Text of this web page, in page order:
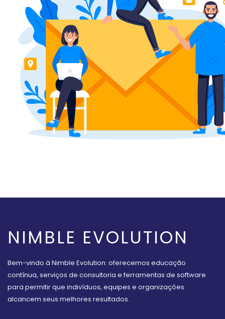
NIMBLE EVOLUTION
Bem-vindo à Nimble Evolution: oferecemos educação
contínua, serviços de consultoria e ferramentas de software
para permitir que indivíduos, equipes e organizações
alcancem seus melhores resultados.